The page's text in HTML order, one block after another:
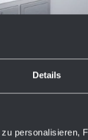
Details
personalisieren,